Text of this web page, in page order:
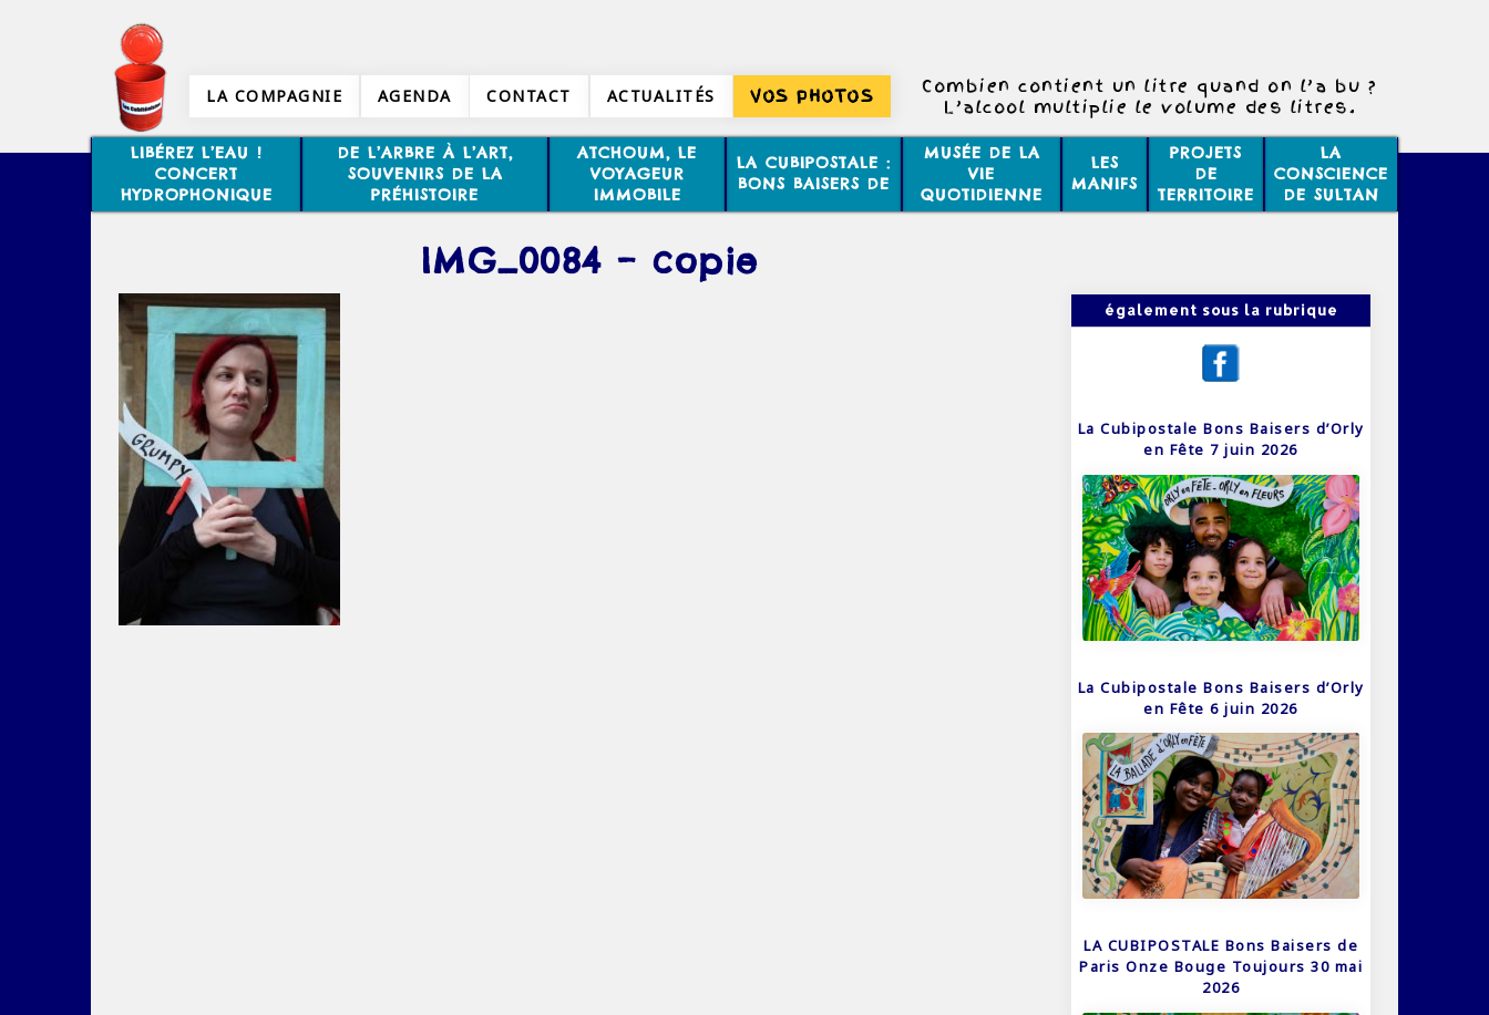
LA COMPAGNIE AGENDA CONTACT ACTUALITÉS VOS PHOTOS
Combien contient un litre quand on l’a bu ?
L’alcool multiplie le volume des litres.
LIBÉREZ L’EAU !
CONCERT
HYDROPHONIQUE
DE L’ARBRE À L’ART,
SOUVENIRS DE LA
PRÉHISTOIRE
ATCHOUM, LE
VOYAGEUR
IMMOBILE
LA CUBIPOSTALE :
BONS BAISERS DE
MUSÉE DE LA
VIE
QUOTIDIENNE
LES
MANIFS
PROJETS
DE
TERRITOIRE
LA
CONSCIENCE
DE SULTAN
IMG_0084 – copie
également sous la rubrique
La Cubipostale Bons Baisers d’Orly
en Fête 7 juin 2026
La Cubipostale Bons Baisers d’Orly
en Fête 6 juin 2026
LA CUBIPOSTALE Bons Baisers de
Paris Onze Bouge Toujours 30 mai
2026